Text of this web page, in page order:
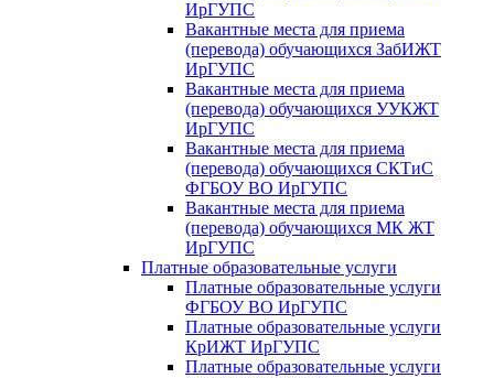
ИрГУПС
Вакантные места для приема
(перевода) обучающихся ЗабИЖТ
ИрГУПС
Вакантные места для приема
(перевода) обучающихся УУКЖТ
ИрГУПС
Вакантные места для приема
(перевода) обучающихся СКТиС
ФГБОУ ВО ИрГУПС
Вакантные места для приема
(перевода) обучающихся МК ЖТ
ИрГУПС
Платные образовательные услуги
Платные образовательные услуги
ФГБОУ ВО ИрГУПС
Платные образовательные услуги
КрИЖТ ИрГУПС
Платные образовательные услуги